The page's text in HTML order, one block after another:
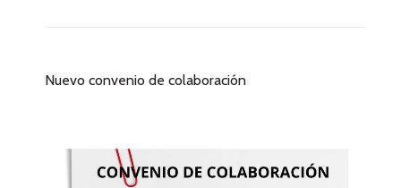
Nuevo convenio de colaboración